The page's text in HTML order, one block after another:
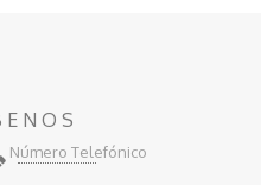
Número Telefónico